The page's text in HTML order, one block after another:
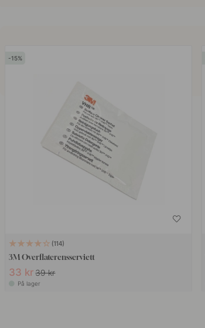
15
114
3M Overflaterensserviett
33 kr 39 kr
På lager